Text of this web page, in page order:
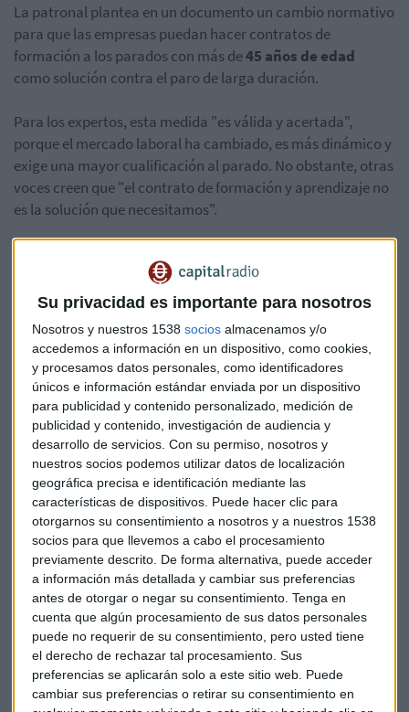
Su privacidad es importante para nosotros
Nosotros y nuestros 1538 socios almacenamos y/o
accedemos a información en un dispositivo, como cookies,
y procesamos datos personales, como identificadores
únicos e información estándar enviada por un dispositivo
para publicidad y contenido personalizado, medición de
publicidad y contenido, investigación de audiencia y
desarrollo de servicios. Con su permiso, nosotros y
nuestros socios podemos utilizar datos de localización
geográfica precisa e identificación mediante las
características de dispositivos. Puede hacer clic para
otorgarnos su consentimiento a nosotros y a nuestros 1538
socios para que llevemos a cabo el procesamiento
previamente descrito. De forma alternativa, puede acceder
a información más detallada y cambiar sus preferencias
antes de otorgar o negar su consentimiento. Tenga en
cuenta que algún procesamiento de sus datos personales
puede no requerir de su consentimiento, pero usted tiene
el derecho de rechazar tal procesamiento. Sus
preferencias se aplicarán solo a este sitio web. Puede
cambiar sus preferencias o retirar su consentimiento en
La patronal plantea en un documento un cambio normativo
para que las empresas puedan hacer contratos de
formación a los parados con más de45 años de edad
como solución contra el paro de larga duración.
Para los expertos, esta medida "es válida y acertada",
porque el mercado laboral ha cambiado, es más dinámico y
exige una mayor cualificación al parado. No obstante, otras
voces creen que "el contrato de formación y aprendizaje no
es la solución que necesitamos".
Guillem Salvans, proyect manager de Bertelsman y
Carlos Ruiz de Cepyme,en tertulia opinan acerca de este
asunto. Salcines cree que si no se toman medidas para este
colectivo, "una persona de casi 50 años en paro es posible
que compita con su hijo a la hora de buscar un trabajo
porque no está cualificado para lo que exige el mercado
laboral", por eso dan importancia a que se ofrezca un
contrato de formación.
"Debemos dar a los mayores de 45 años flexibilidad para
ajustar la oferta laboral a las necesidades de la demanda",
es otra de las reflexiones que nos dejan los expertos.
Escuche el análisis en el siguiente enlace: